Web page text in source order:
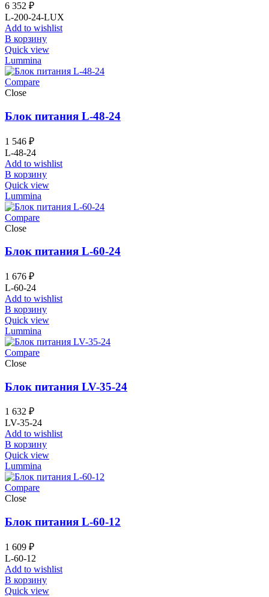
6 352 ₽
L-200-24-LUX
Add to wishlist
В корзину
Quick view
Lummina
Compare
Close
Блок питания L-48-24
1 546 ₽
L-48-24
Add to wishlist
В корзину
Quick view
Lummina
Compare
Close
Блок питания L-60-24
1 676 ₽
L-60-24
Add to wishlist
В корзину
Quick view
Lummina
Compare
Close
Блок питания LV-35-24
1 632 ₽
LV-35-24
Add to wishlist
В корзину
Quick view
Lummina
Compare
Close
Блок питания L-60-12
1 609 ₽
L-60-12
Add to wishlist
В корзину
Quick view